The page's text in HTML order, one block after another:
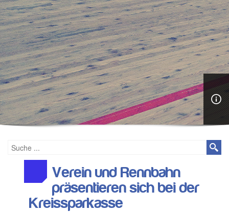
Verein und Rennbahn
präsentieren sich bei der
Kreissparkasse